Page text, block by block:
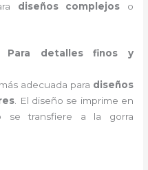
diseños complejos o
Para detalles finos y
adecuada para diseños
. El diseño se imprime en
se transfiere a la gorra